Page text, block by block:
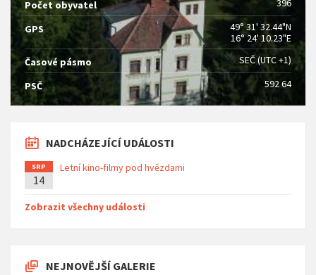
Počet obyvatel
GPS
49° 31' 32.44"N
16° 24' 10.23"E
Časové pásmo
SEČ (UTC +1)
PSČ 592 64
NADCHÁZEJÍCÍ UDÁLOSTI
SRP
14
Letní kino-filmy pod hvězdami
Zobrazit všechny události
NEJNOVĚJŠÍ GALERIE